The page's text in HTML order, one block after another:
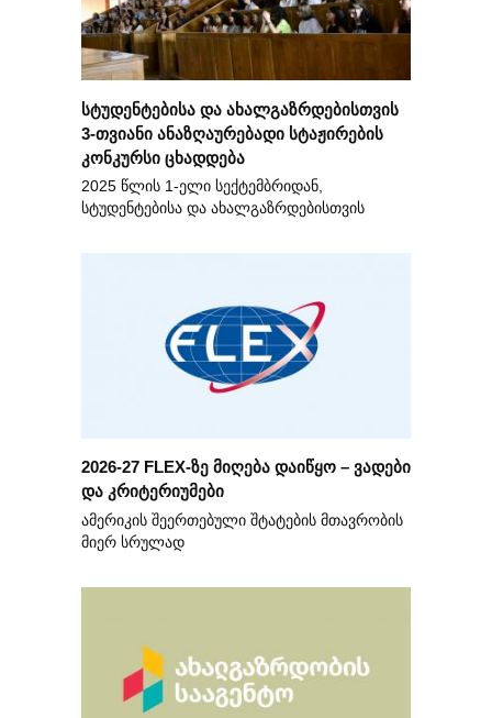
სტუდენტებისა და ახალგაზრდებისთვის
3-თვიანი ანაზღაურებადი სტაჟირების
კონკურსი ცხადდება
2025 წლის 1-ელი სექტემბრიდან,
სტუდენტებისა და ახალგაზრდებისთვის
2026-27 FLEX-ზე მიღება დაიწყო – ვადები
და კრიტერიუმები
ამერიკის შეერთებული შტატების მთავრობის
მიერ სრულად